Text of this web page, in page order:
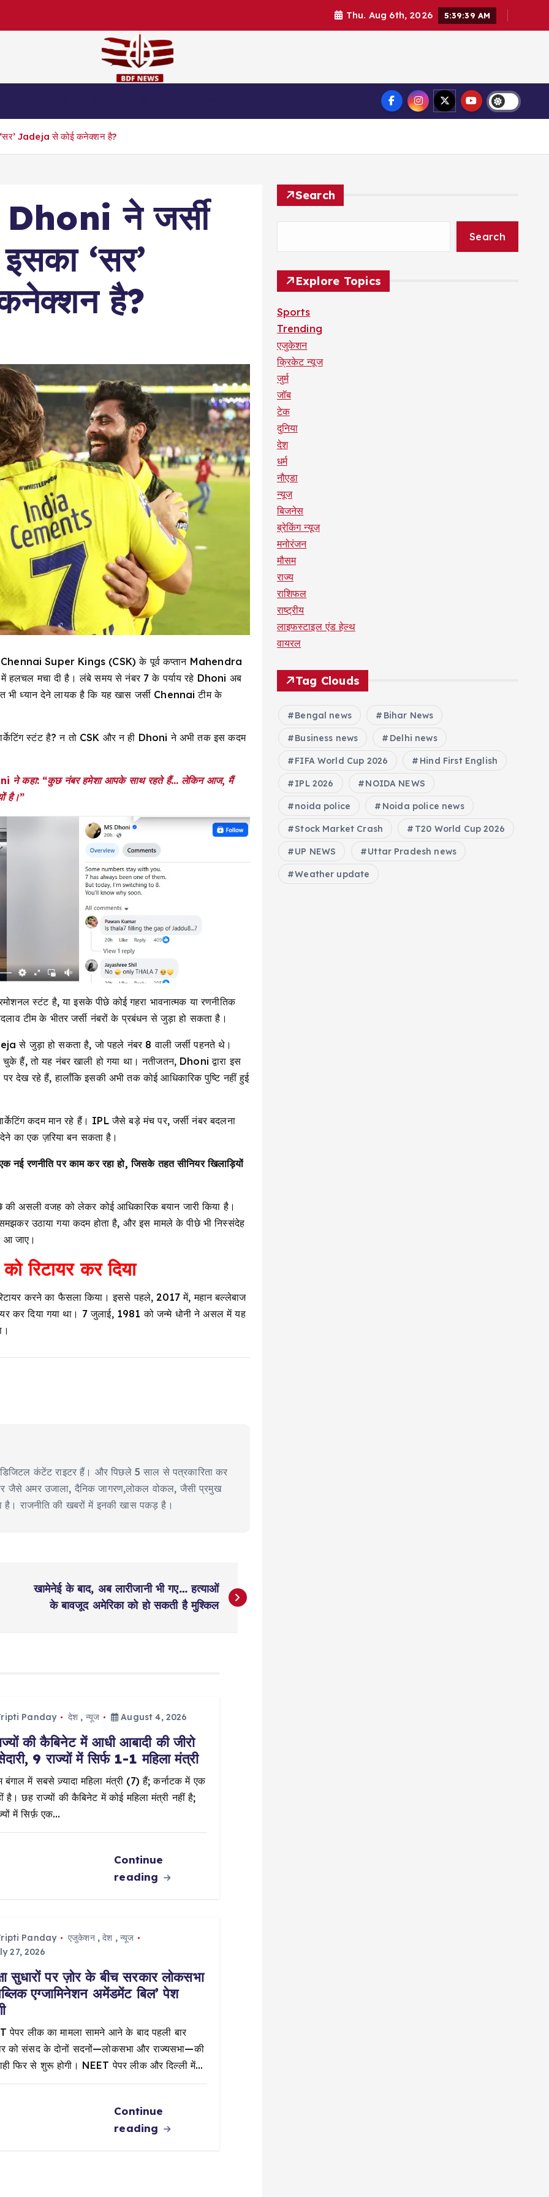
Thu. Aug 6th, 2026 5:39:40 AM
Jadeja से कोई कनेक्शन है?
ने जर्सी
‘सर’
है?
Super Kings (CSK) के पूर्व कप्तान Mahendra
हलचल मचा दी है। लंबे समय से नंबर 7 के पर्याय रहे Dhoni अब
भी ध्यान देने लायक है कि यह खास जर्सी Chennai टीम के
स्टंट है? न तो CSK और न ही Dhoni ने अभी तक इस कदम
ने कहा: “कुछ नंबर हमेशा आपके साथ रहते हैं… लेकिन आज, मैं
है।”
स्टंट है, या इसके पीछे कोई गहरा भावनात्मक या रणनीतिक
टीम के भीतर जर्सी नंबरों के प्रबंधन से जुड़ा हो सकता है।
से जुड़ा हो सकता है, जो पहले नंबर 8 वाली जर्सी पहनते थे।
हैं, तो यह नंबर खाली हो गया था। नतीजतन, Dhoni द्वारा इस
देख रहे हैं, हालाँकि इसकी अभी तक कोई आधिकारिक पुष्टि नहीं हुई
कदम मान रहे हैं। IPL जैसे बड़े मंच पर, जर्सी नंबर बदलना
देने का एक ज़रिया बन सकता है।
रणनीति पर काम कर रहा हो, जिसके तहत सीनियर खिलाड़ियों
असली वजह को लेकर कोई आधिकारिक बयान जारी किया है।
उठाया गया कदम होता है, और इस मामले के पीछे भी निस्संदेह
आ जाए।
रिटायर कर दिया
करने का फैसला किया। इससे पहले, 2017 में, महान बल्लेबाज
कर दिया गया था। 7 जुलाई, 1981 को जन्मे धोनी ने असल में यह
डिजिटल कंटेंट राइटर हैं। और पिछले 5 साल से पत्रकारिता कर
जैसे अमर उजाला, दैनिक जागरण,लोकल वोकल, जैसी प्रमुख
राजनीति की खबरों में इनकी खास पकड़ है।
खामेनेई के बाद, अब लारीजानी भी गए… हत्याओं
के बावजूद अमेरिका को हो सकती है मुश्किल
Panday देश , न्यूज August 4, 2026
की कैबिनेट में आधी आबादी की जीरो
9 राज्यों में सिर्फ 1-1 महिला मंत्री
बंगाल में सबसे ज़्यादा महिला मंत्री (7) हैं; कर्नाटक में एक
है। छह राज्यों की कैबिनेट में कोई महिला मंत्री नहीं है;
में सिर्फ़ एक…
Continue
reading
Panday एजुकेशन,देश ,न्यूज
27, 2026
सुधारों पर ज़ोर के बीच सरकार लोकसभा
एग्जामिनेशन अमेंडमेंट बिल’ पेश
पेपर लीक का मामला सामने आने के बाद पहली बार
को संसद के दोनों सदनों—लोकसभा और राज्यसभा—की
फिर से शुरू होगी। NEET पेपर लीक और दिल्ली में…
Continue
reading
Search
Search
Explore Topics
Sports
Trending
एजुकेशन
क्रिकेट न्यूज
जुर्म
जॉब
टेक
दुनिया
देश
धर्म
नौएडा
न्यूज
बिजनेस
ब्रेकिंग न्यूज़
मनोरंजन
मौसम
राज्य
राशिफल
राष्ट्रीय
लाइफस्टाइल एंड हेल्थ
वायरल
Tag Clouds
Bengal news Bihar News
Business news Delhi news
FIFA World Cup 2026 Hind First English
IPL 2026 NOIDA NEWS
noida police Noida police news
Stock Market Crash T20 World Cup 2026
UP NEWS Uttar Pradesh news
Weather update